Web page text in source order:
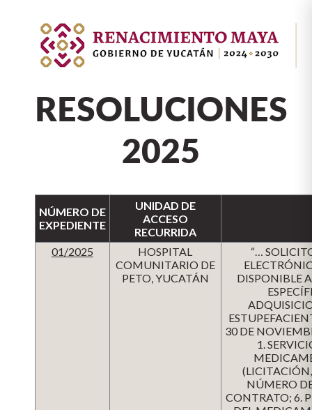
RESOLUCIONES
2025
NÚMERO DE
EXPEDIENTE
UNIDAD DE
ACCESO
RECURRIDA
01/2025
HOSPITAL
COMUNITARIO DE
PETO, YUCATÁN
“…
DISPONIBLE
30 DE
1.
NÚMERO
CONTRATO; 6.